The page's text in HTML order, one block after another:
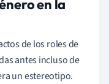
en la
de los roles de
antes incluso de
un estereotipo.